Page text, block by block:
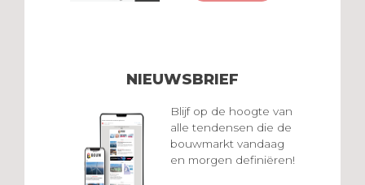
NIEUWSBRIEF
Blijf op de hoogte van
alle tendensen die de
bouwmarkt vandaag
en morgen definiëren!